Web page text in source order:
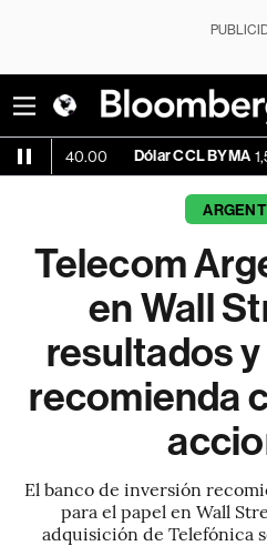
Dólar CCL BYMA 1,575.06
Telecom
en Wall
resultados
recomienda
El banco de inversión
para el papel en Wall
adquisición de Telefónica